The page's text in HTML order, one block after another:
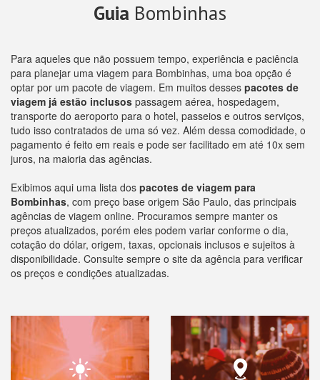
Guia Bombinhas
Para aqueles que não possuem tempo, experiência e paciência
para planejar uma viagem para Bombinhas, uma boa opção é
optar por um pacote de viagem. Em muitos desses pacotes de
viagem já estão inclusos passagem aérea, hospedagem,
transporte do aeroporto para o hotel, passeios e outros serviços,
tudo isso contratados de uma só vez. Além dessa comodidade, o
pagamento é feito em reais e pode ser facilitado em até 10x sem
juros, na maioria das agências.
Exibimos aqui uma lista dos pacotes de viagem para
Bombinhas, com preço base origem São Paulo, das principais
agências de viagem online. Procuramos sempre manter os
preços atualizados, porém eles podem variar conforme o dia,
cotação do dólar, origem, taxas, opcionais inclusos e sujeitos à
disponibilidade. Consulte sempre o site da agência para verificar
os preços e condições atualizadas.